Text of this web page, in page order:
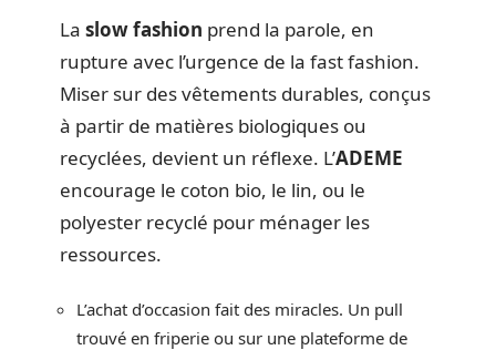
La slow fashion prend la parole, en
rupture avec l’urgence de la fast fashion.
Miser sur des vêtements durables, conçus
à partir de matières biologiques ou
recyclées, devient un réflexe. L’ADEME
encourage le coton bio, le lin, ou le
polyester recyclé pour ménager les
ressources.
L’achat d’occasion fait des miracles. Un pull
trouvé en friperie ou sur une plateforme de